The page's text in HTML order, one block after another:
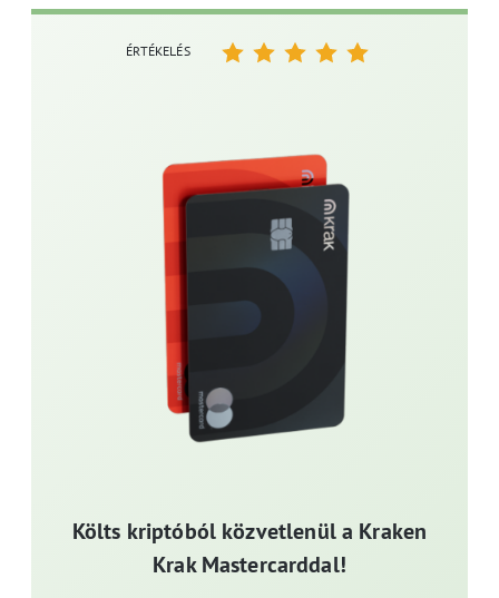
Költs kriptóból közvetlenül a Kraken
Krak Mastercarddal!
ÉRTÉKELÉS